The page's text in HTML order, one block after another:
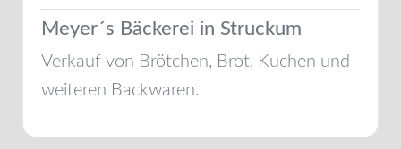
Meyer´s Bäckerei in Struckum
Verkauf von Brötchen, Brot, Kuchen und
weiteren Backwaren.